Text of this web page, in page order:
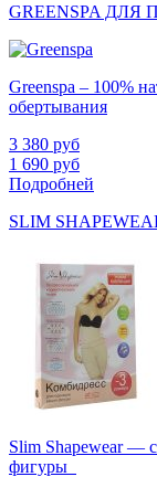
GREENSPA
Greenspa – 100%
обертывания
3 380 руб
1 690 руб
Подробней
SLIM
Slim Shapewear —
фигуры